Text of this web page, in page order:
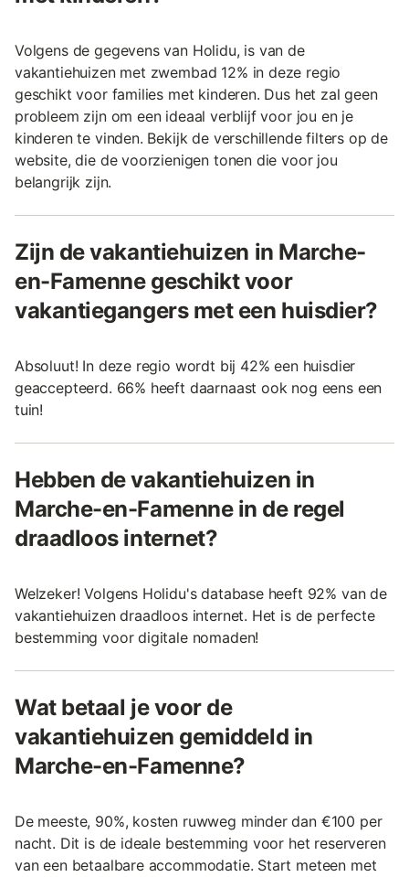
Volgens de gegevens van Holidu, is van de
vakantiehuizen met zwembad 12% in deze regio
geschikt voor families met kinderen. Dus het zal geen
probleem zijn om een ideaal verblijf voor jou en je
kinderen te vinden. Bekijk de verschillende filters op de
website, die de voorzienigen tonen die voor jou
belangrijk zijn.
Zijn de vakantiehuizen in Marche-
en-Famenne geschikt voor
vakantiegangers met een huisdier?
Absoluut! In deze regio wordt bij 42% een huisdier
geaccepteerd. 66% heeft daarnaast ook nog eens een
tuin!
Hebben de vakantiehuizen in
Marche-en-Famenne in de regel
draadloos internet?
Welzeker! Volgens Holidu's database heeft 92% van de
vakantiehuizen draadloos internet. Het is de perfecte
bestemming voor digitale nomaden!
Wat betaal je voor de
vakantiehuizen gemiddeld in
Marche-en-Famenne?
De meeste, 90%, kosten ruwweg minder dan €100 per
nacht. Dit is de ideale bestemming voor het reserveren
van een betaalbare accommodatie. Start meteen met